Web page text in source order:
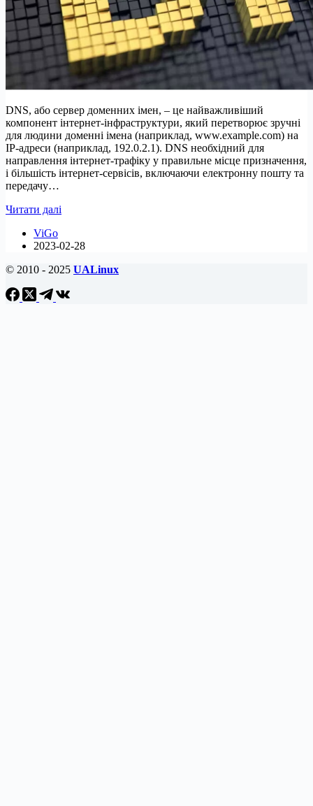
DNS, або сервер доменних імен, – це найважливіший
компонент інтернет-інфраструктури, який перетворює зручні
для людини доменні імена (наприклад, www.example.com) на
IP-адреси (наприклад, 192.0.2.1). DNS необхідний для
направлення інтернет-трафіку у правильне місце призначення,
і більшість інтернет-сервісів, включаючи електронну пошту та
передачу…
Читати далі
сервер
Ubuntu
ViGo
2023-02-28
© 2010 - 2025 UALinux